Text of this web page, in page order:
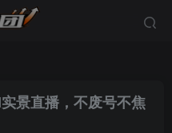
景直播，不废号不焦